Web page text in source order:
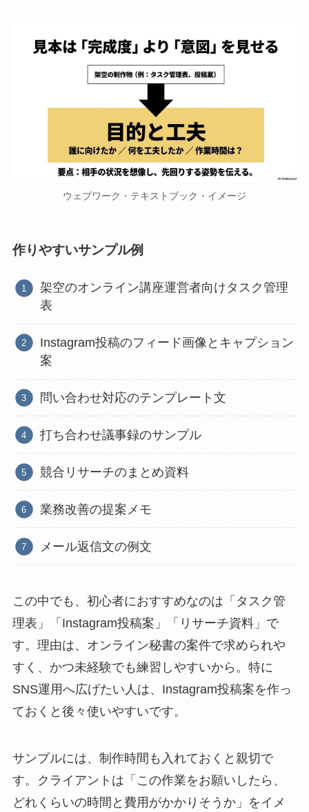
ウェブワーク・テキストブック・イメージ
作りやすいサンプル例
架空のオンライン講座運営者向けタスク管理
表
Instagram投稿のフィード画像とキャプション
案
問い合わせ対応のテンプレート文
打ち合わせ議事録のサンプル
競合リサーチのまとめ資料
業務改善の提案メモ
メール返信文の例文
この中でも、初心者におすすめなのは「タスク管
理表」「Instagram投稿案」「リサーチ資料」で
す。理由は、オンライン秘書の案件で求められや
すく、かつ未経験でも練習しやすいから。特に
SNS運用へ広げたい人は、Instagram投稿案を作っ
ておくと後々使いやすいです。
サンプルには、制作時間も入れておくと親切で
す。クライアントは「この作業をお願いしたら、
どれくらいの時間と費用がかかりそうか」をイメ